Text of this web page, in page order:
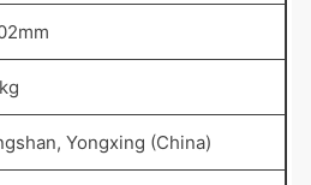
Yongxing (China)